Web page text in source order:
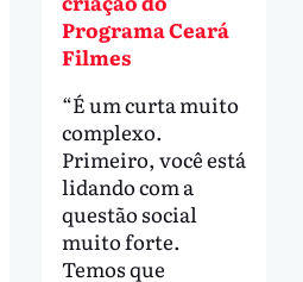
Programa Ceará
Filmes
“É um curta muito
complexo.
Primeiro, você está
lidando com a
questão social
muito forte.
Temos que